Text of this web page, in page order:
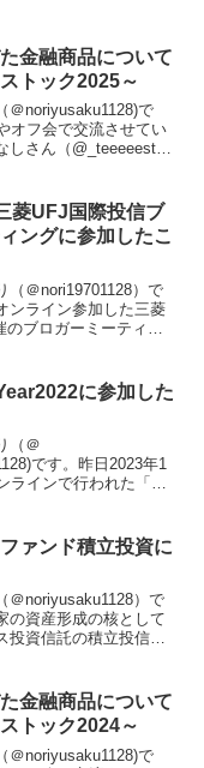
金融商品について
トック2025～
＠noriyusaku1128)で
オフ会で交流させてい
しさん（@_teeeeest）
度に購入した金...
菱UFJ国際投信ブ
ングに参加したこ
（＠nori19701128）で
ンライン参加した三菱
ブロガーミーティン
。2021年11月18日
に参加した
（＠
です。昨日2023年1
ラインで行われた「投
告させてい...
ァンド積立投資に
＠noriyusaku1128）で
の資産形成の核として
投資信託の積立投信に
にインデックスファン
金融商品について
トック2024～
＠noriyusaku1128)で